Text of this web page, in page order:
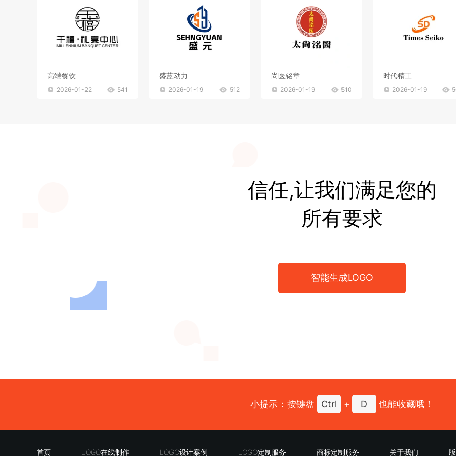
高端餐饮
2026-01-22 541
盛蓝动力
2026-01-19 512
尚医铭章
2026-01-19 510
时代精工
2026-01-19
信任,让我们满足您的
所有要求
智能生成LOGO
小提示：按键盘 Ctrl + D 也能收藏哦！
首页 LOGO在线制作 LOGO设计案例 LOGO定制服务 商标定制服务 关于我们